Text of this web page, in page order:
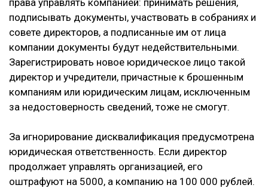
права управлять компанией: принимать решения,
подписывать документы, участвовать в собраниях и
совете директоров, а подписанные им от лица
компании документы будут недействительными.
Зарегистрировать новое юридическое лицо такой
директор и учредители, причастные к брошенным
компаниям или юридическим лицам, исключенным
за недостоверность сведений, тоже не смогут.
За игнорирование дисквалификация предусмотрена
юридическая ответственность. Если директор
продолжает управлять организацией, его
оштрафуют на 5000, а компанию на 100 000 рублей.